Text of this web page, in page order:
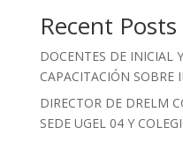
Recent Posts
DOCENTES DE INICIAL
CAPACITACIÓN SOBRE
DIRECTOR DE DRELM
SEDE UGEL 04 Y